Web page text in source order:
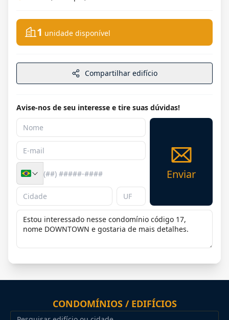
1 unidade disponível
Compartilhar edifício
Avise-nos de seu interesse e tire suas dúvidas!
Enviar
CONDOMÍNIOS / EDIFÍCIOS